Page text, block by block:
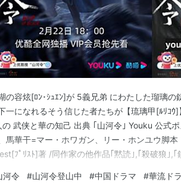
の容炫[ﾛﾝ･ｼｭｴﾝ]が 5義兄弟 にわたした瑠璃の
一になれるそう信じた者たちが【琉璃甲[ﾙﾘｺ
の 武侠と華の知己 出典 ｢山河令｣ Youku 公式
馬華干=マー・ホワガン、リー・ホンユウ脚
ﾌﾟﾘｽﾄ]著 /同作家の他作品｢黙読｣,｢殺破狼｣,
つの説明 1.主役男子2人の美貌と友情(華…
河令 #山河令登山中 #中国ドラマ #華流ド